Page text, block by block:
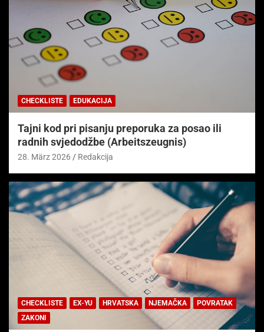
CHECKLISTE EDUKACIJA
Tajni kod pri pisanju preporuka za posao ili
radnih svjedodžbe (Arbeitszeugnis)
28. März 2026 Redakcija
CHECKLISTE EX-YU HRVATSKA NJEMAČKA
POVRATAK
ZAKONI